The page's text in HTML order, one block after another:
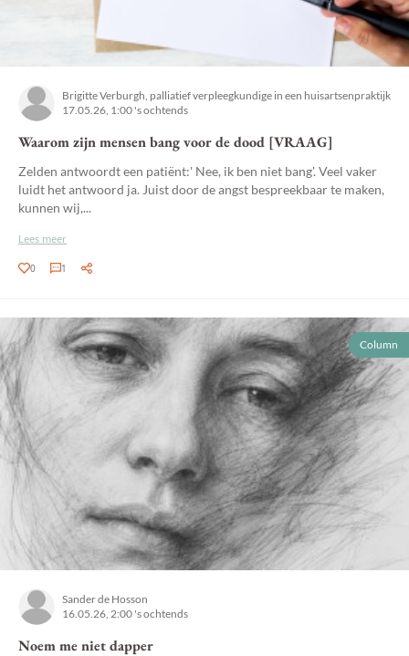
Brigitte Verburgh, palliatief verpleegkundige in een huisartsenpraktijk
17.05.26, 1:00 's ochtends
Waarom zijn mensen bang voor de dood [VRAAG]
Zelden antwoordt een patiënt:' Nee, ik ben niet bang'. Veel vaker
luidt het antwoord ja. Juist door de angst bespreekbaar te maken,
kunnen wij,...
Lees meer
0 1
Column
Sander de Hosson
16.05.26, 2:00 's ochtends
Noem me niet dapper